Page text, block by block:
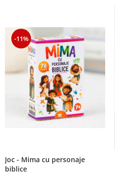
-11%
Joc - Mima cu personaje
biblice